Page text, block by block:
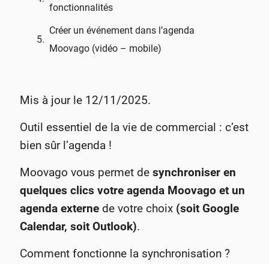
fonctionnalités
Créer un événement dans l’agenda
Moovago (vidéo – mobile)
Mis à jour le 12/11/2025.
Outil essentiel de la vie de commercial : c’est
bien sûr l’agenda !
Moovago vous permet desynchroniser en
quelques clics votre agenda Moovago et un
agenda externe de votre choix (soit Google
Calendar, soit Outlook).
Comment fonctionne la synchronisation ?